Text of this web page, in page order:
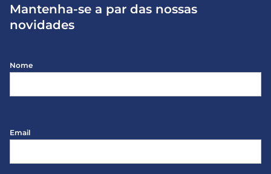
Mantenha-se a par das nossas
novidades
Nome
Email